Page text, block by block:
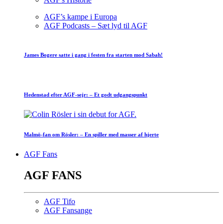
AGF’s kampe i Europa
AGF Podcasts – Sæt lyd til AGF
James Bogere satte i gang i festen fra starten mod Sabah!
Hedenstad efter AGF-sejr: – Et godt udgangspunkt
Malmö-fan om Rösler: – En spiller med masser af hjerte
AGF Fans
AGF FANS
AGF Tifo
AGF Fansange